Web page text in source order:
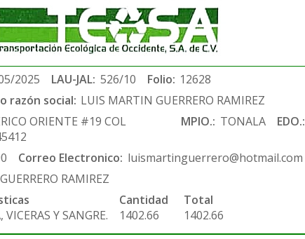
2025 LAU-JAL: 526/10 Folio: 12628
razón social: LUIS MARTIN GUERRERO RAMIREZ
ORIENTE #19 COL
MPIO.: TONALA EDO.:
Correo Electronico: luismartinguerrero@hotmail.com
RAMIREZ
Y SANGRE.
Cantidad
1402.66
Total
1402.66